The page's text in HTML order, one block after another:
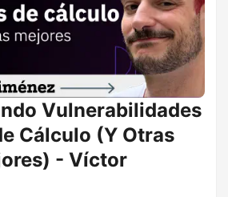
Vulnerabilidades
Cálculo (Y Otras
- Víctor